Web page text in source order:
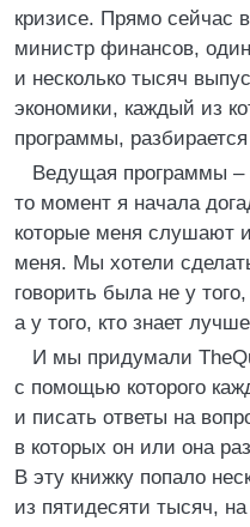
кризисе. Прямо сейчас
министр финансов,
и несколько тысяч
экономики, каждый из
программы,
Ведущая программы –
то момент я начала
которые меня слушают
меня. Мы хотели
говорить была не у
а у того, кто знает
И мы придумали
с помощью которого
и писать ответы на
в которых он или она
В эту книжку попало
из пятидесяти тысяч,